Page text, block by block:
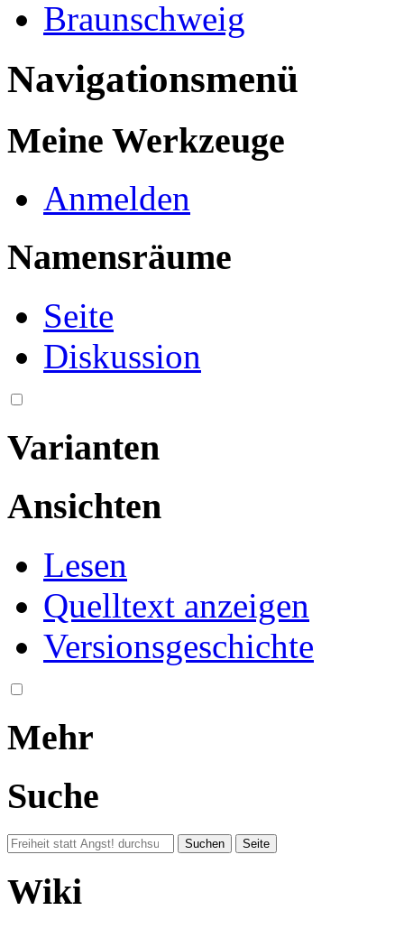
Braunschweig
Navigationsmenü
Meine Werkzeuge
Anmelden
Namensräume
Seite
Diskussion
Varianten
Ansichten
Lesen
Quelltext anzeigen
Versionsgeschichte
Mehr
Suche
Wiki